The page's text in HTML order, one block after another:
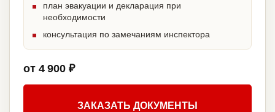
план эвакуации и декларация при
необходимости
консультация по замечаниям инспектора
от 4 900 ₽
ЗАКАЗАТЬ ДОКУМЕНТЫ